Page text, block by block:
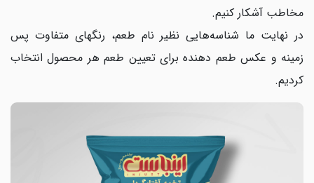
مخاطب آشکار کنیم.
در نهایت ما شناسه‌هایی نظیر نام طعم، رنگ‎های متفاوت پس
زمینه و عکس طعم دهنده برای تعیین طعم هر محصول انتخاب
کردیم.